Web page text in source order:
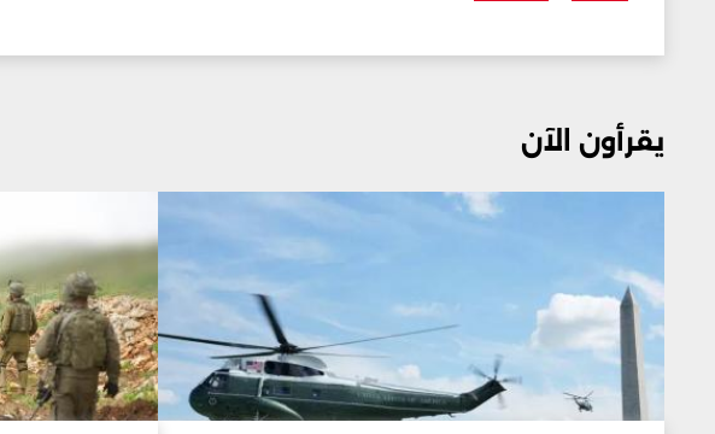
يقرأون الآن